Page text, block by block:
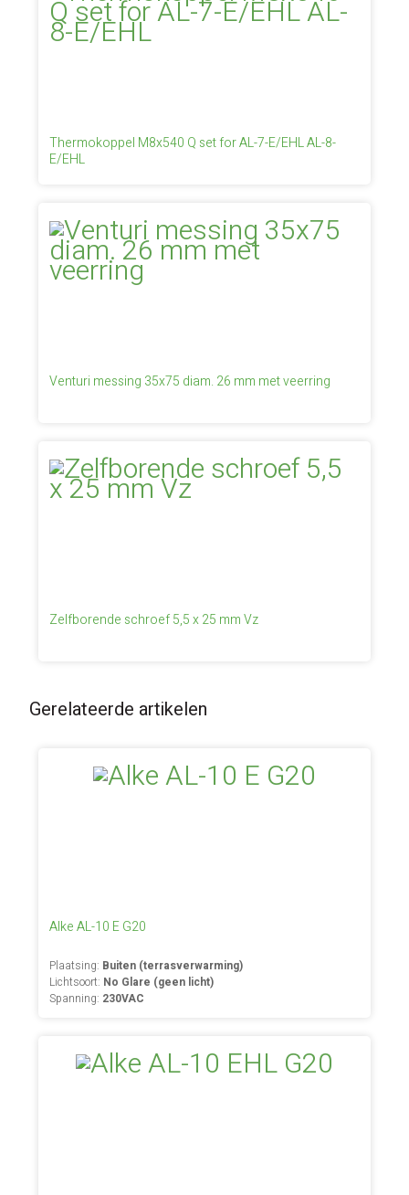
Thermokoppel M8x540 Q set for AL-7-E/EHL AL-8-
E/EHL
Venturi messing 35x75 diam. 26 mm met veerring
Zelfborende schroef 5,5 x 25 mm Vz
Gerelateerde artikelen
Alke AL-10 E G20
Plaatsing: Buiten (terrasverwarming)
Lichtsoort: No Glare (geen licht)
Spanning: 230VAC